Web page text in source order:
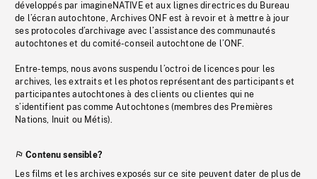
développés par imagineNATIVE et aux lignes directrices du Bureau
de l’écran autochtone, Archives ONF est à revoir et à mettre à jour
ses protocoles d’archivage avec l’assistance des communautés
autochtones et du comité-conseil autochtone de l’ONF.
Entre-temps, nous avons suspendu l’octroi de licences pour les
archives, les extraits et les photos représentant des participants et
participantes autochtones à des clients ou clientes qui ne
s’identifient pas comme Autochtones (membres des Premières
Nations, Inuit ou Métis).
Contenu sensible?
Les films et les archives exposés sur ce site peuvent dater de plus de